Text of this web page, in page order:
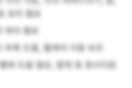
요리 필요
케어 필요
부축 도움, 휠체어 이동 보조
빨래 도움 필요, 말벗 등 정서지원